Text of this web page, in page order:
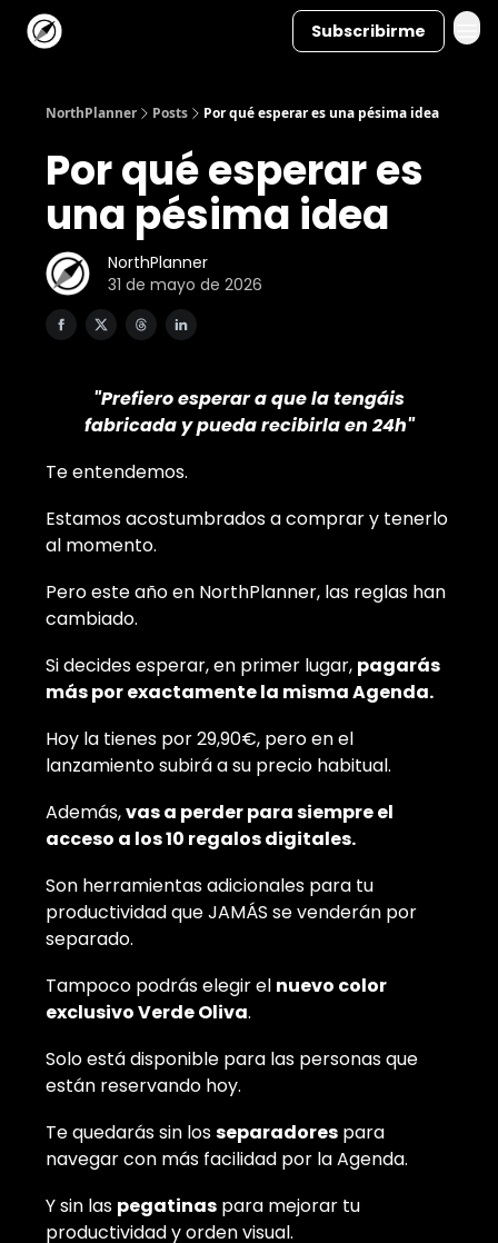
Subscribirme
NorthPlanner Posts Por qué esperar es una pésima idea
Por qué esperar es
una pésima idea
NorthPlanner
31 de mayo de 2026
"Prefiero esperar a que la tengáis
fabricada y pueda recibirla en 24h"
Te entendemos.
Estamos acostumbrados a comprar y tenerlo
al momento.
Pero este año en NorthPlanner, las reglas han
cambiado.
Si decides esperar, en primer lugar, pagarás
más por exactamente la misma Agenda.
Hoy la tienes por 29,90€, pero en el
lanzamiento subirá a su precio habitual.
Además,vas a perder para siempre el
acceso a los 10 regalos digitales.
Son herramientas adicionales para tu
productividad que JAMÁS se venderán por
separado.
Tampoco podrás elegir el nuevo color
exclusivo Verde Oliva.
Solo está disponible para las personas que
están reservando hoy.
Te quedarás sin losseparadores para
navegar con más facilidad por la Agenda.
Y sin las pegatinas para mejorar tu
productividad y orden visual.